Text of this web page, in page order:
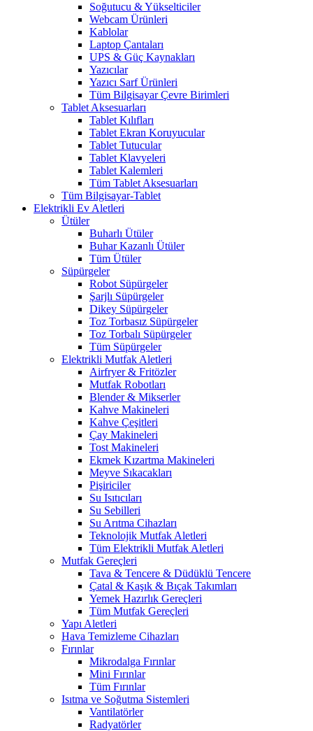
Soğutucu & Yükselticiler
Webcam Ürünleri
Kablolar
Laptop Çantaları
UPS & Güç Kaynakları
Yazıcılar
Yazıcı Sarf Ürünleri
Tüm Bilgisayar Çevre Birimleri
Tablet Aksesuarları
Tablet Kılıfları
Tablet Ekran Koruyucular
Tablet Tutucular
Tablet Klavyeleri
Tablet Kalemleri
Tüm Tablet Aksesuarları
Tüm Bilgisayar-Tablet
Elektrikli Ev Aletleri
Ütüler
Buharlı Ütüler
Buhar Kazanlı Ütüler
Tüm Ütüler
Süpürgeler
Robot Süpürgeler
Şarjlı Süpürgeler
Dikey Süpürgeler
Toz Torbasız Süpürgeler
Toz Torbalı Süpürgeler
Tüm Süpürgeler
Elektrikli Mutfak Aletleri
Airfryer & Fritözler
Mutfak Robotları
Blender & Mikserler
Kahve Makineleri
Kahve Çeşitleri
Çay Makineleri
Tost Makineleri
Ekmek Kızartma Makineleri
Meyve Sıkacakları
Pişiriciler
Su Isıtıcıları
Su Sebilleri
Su Arıtma Cihazları
Teknolojik Mutfak Aletleri
Tüm Elektrikli Mutfak Aletleri
Mutfak Gereçleri
Tava & Tencere & Düdüklü Tencere
Çatal & Kaşık & Bıçak Takımları
Yemek Hazırlık Gereçleri
Tüm Mutfak Gereçleri
Yapı Aletleri
Hava Temizleme Cihazları
Fırınlar
Mikrodalga Fırınlar
Mini Fırınlar
Tüm Fırınlar
Isıtma ve Soğutma Sistemleri
Vantilatörler
Radyatörler